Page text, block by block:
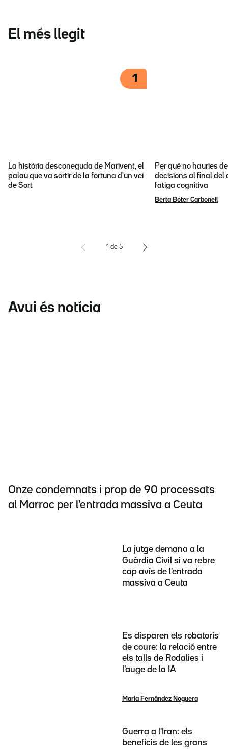
El més llegit
1
La història desconeguda de Marivent, el
palau que va sortir de la fortuna d'un veí
de Sort
Per què no hauries
decisions al final del
fatiga cognitiva
Berta Boter Carbonell
1 de 5
Avui és notícia
Onze condemnats i prop de 90 processats
al Marroc per l'entrada massiva a Ceuta
La jutge demana a la
Guàrdia Civil si va rebre
cap avís de l'entrada
massiva a Ceuta
Es disparen els robatoris
de coure: la relació entre
els talls de Rodalies i
l'auge de la IA
Maria Fernández Noguera
Guerra a l'Iran: els
beneficis de les grans